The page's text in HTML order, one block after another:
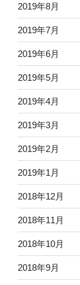
2019年8月
2019年7月
2019年6月
2019年5月
2019年4月
2019年3月
2019年2月
2019年1月
2018年12月
2018年11月
2018年10月
2018年9月